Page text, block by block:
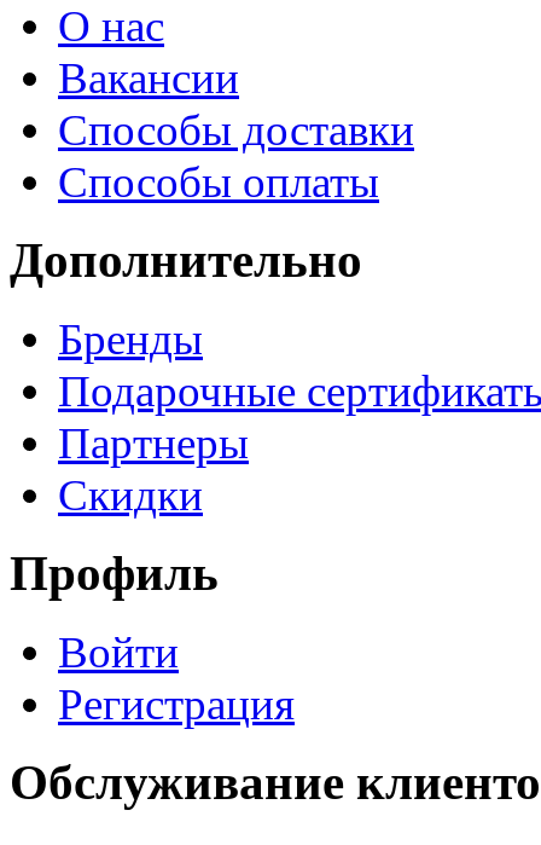
О нас
Вакансии
Способы доставки
Способы оплаты
Дополнительно
Бренды
Подарочные
Партнеры
Скидки
Профиль
Войти
Регистрация
Обслуживание